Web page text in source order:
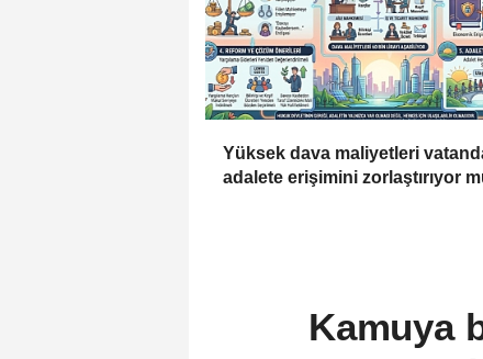
Yüksek dava maliyetleri
adalete erişimini zorlaştırıyor
Kamuya